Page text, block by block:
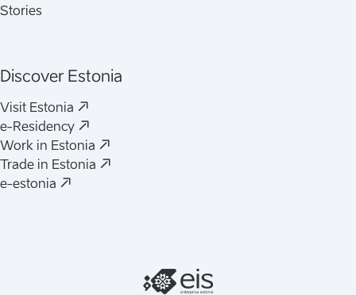
Stories
Discover Estonia
Visit Estonia (
e-Residency
(
Work in Estonia
(
Trade in Estonia
(
e-estonia
(